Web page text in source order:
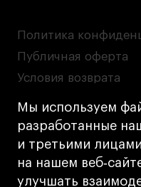
Мы используем
разработанные
и третьими
на нашем
улучшать
Политика
Публичная оферта
Условия возврата
Кредит на
Лицензия на
деятельности АНО
Университет»
Карта сайта